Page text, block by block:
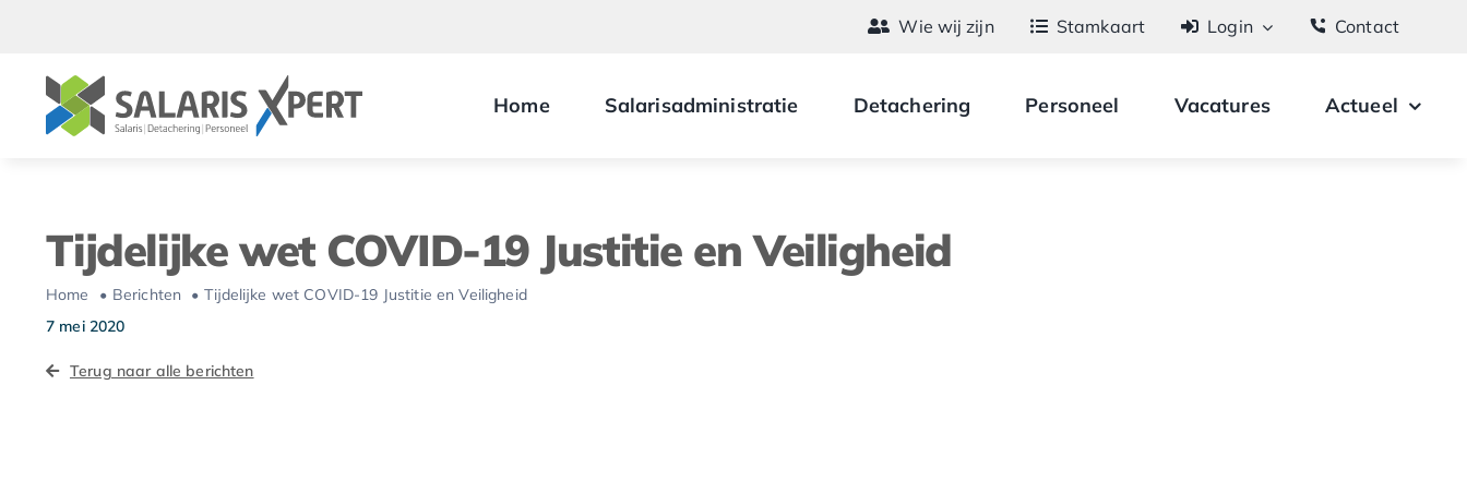
inhoud
Wie wij zijn Stamkaart Login Contact
Home Salarisadministratie Detachering Personeel Vacatures Actueel
Tijdelijke wet COVID-19 Justitie en Veiligheid
Home Berichten
Tijdelijke wet COVID-19 Justitie en Veiligheid
7 mei 2020
Terug naar alle berichten